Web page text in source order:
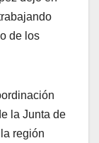
de los
la Junta de
región